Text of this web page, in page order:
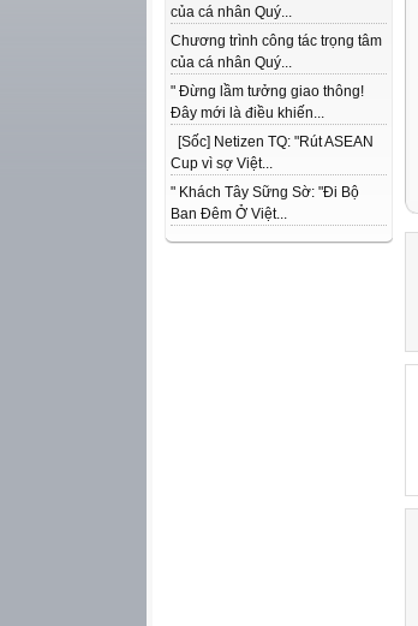
của cá nhân Quý...
Chương trình công tác trọng tâm
của cá nhân Quý...
" Đừng lầm tưởng giao thông!
Đây mới là điều khiến...
[Sốc] Netizen TQ: "Rút ASEAN
Cup vì sợ Việt...
" Khách Tây Sững Sờ: "Đi Bộ
Ban Đêm Ở Việt...